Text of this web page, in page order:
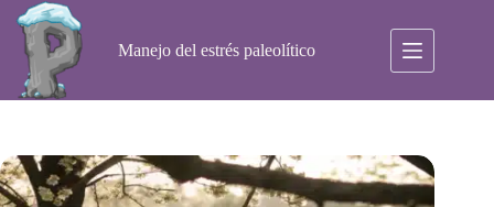
Saltar
contenido
Manejo del estrés paleolítico